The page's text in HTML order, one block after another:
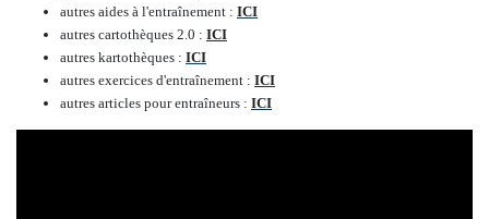
autres aides à l'entraînement : ICI
autres cartothèques 2.0 : ICI
autres kartothèques : ICI
autres exercices d'entraînement : ICI
autres articles pour entraîneurs : ICI